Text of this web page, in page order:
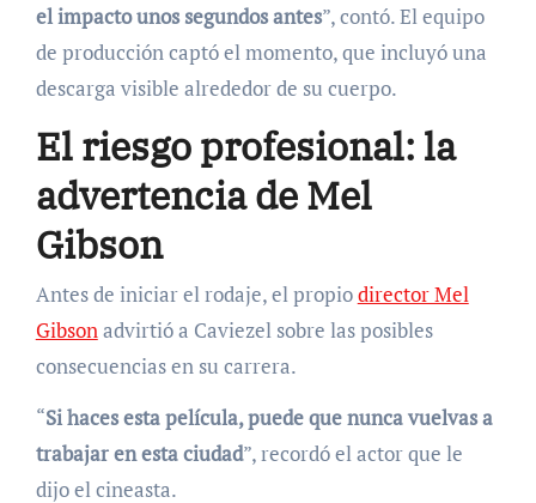
el impacto unos segundos antes”, contó. El equipo
de producción captó el momento, que incluyó una
descarga visible alrededor de su cuerpo.
El riesgo profesional: la
advertencia de Mel
Gibson
Antes de iniciar el rodaje, el propiodirector Mel
Gibsonadvirtió a Caviezel sobre las posibles
consecuencias en su carrera.
“Si haces esta película, puede que nunca vuelvas a
trabajar en esta ciudad”, recordó el actor que le
dijo el cineasta.